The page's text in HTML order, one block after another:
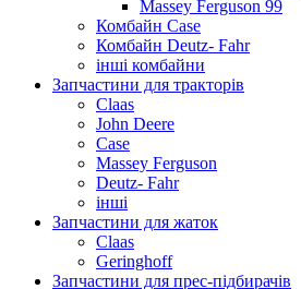
Massey Ferguson 99
Комбайн Case
Комбайн Deutz- Fahr
інші комбайни
Запчастини для тракторів
Claas
John Deere
Case
Massey Ferguson
Deutz- Fahr
інші
Запчастини для жаток
Claas
Geringhoff
Запчастини для прес-підбирачів